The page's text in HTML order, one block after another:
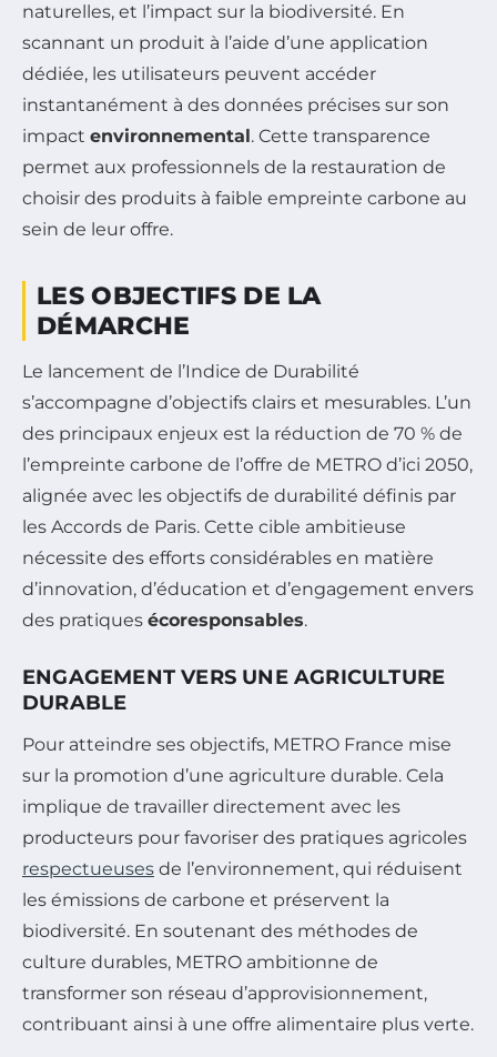
naturelles, et l’impact sur la biodiversité. En
scannant un produit à l’aide d’une application
dédiée, les utilisateurs peuvent accéder
instantanément à des données précises sur son
impact environnemental . Cette transparence
permet aux professionnels de la restauration de
choisir des produits à faible empreinte carbone au
sein de leur offre.
LES OBJECTIFS DE LA
DÉMARCHE
Le lancement de l’Indice de Durabilité
s’accompagne d’objectifs clairs et mesurables. L’un
des principaux enjeux est la réduction de 70 % de
l’empreinte carbone de l’offre de METRO d’ici 2050,
alignée avec les objectifs de durabilité définis par
les Accords de Paris. Cette cible ambitieuse
nécessite des efforts considérables en matière
d’innovation, d’éducation et d’engagement envers
des pratiques écoresponsables.
ENGAGEMENT VERS UNE AGRICULTURE
DURABLE
Pour atteindre ses objectifs, METRO France mise
sur la promotion d’une agriculture durable. Cela
implique de travailler directement avec les
producteurs pour favoriser des pratiques agricoles
respectueuses de l’environnement, qui réduisent
les émissions de carbone et préservent la
biodiversité. En soutenant des méthodes de
culture durables, METRO ambitionne de
transformer son réseau d’approvisionnement,
contribuant ainsi à une offre alimentaire plus verte.